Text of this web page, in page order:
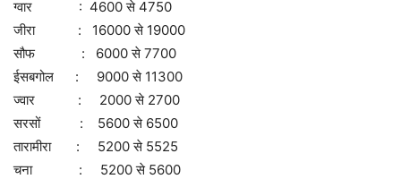
ग्वार : 4600 से 4750
जीरा : 16000 से 19000
सौफ : 6000 से 7700
ईसबगोल : 9000 से 11300
ज्वार : 2000 से 2700
सरसों : 5600 से 6500
तारामीरा : 5200 से 5525
चना : 5200 से 5600